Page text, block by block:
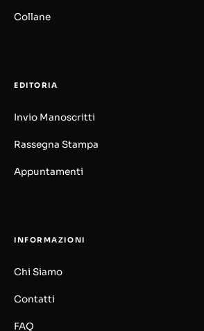
Collane
EDITORIA
Invio Manoscritti
Rassegna Stampa
Appuntamenti
INFORMAZIONI
Chi Siamo
Contatti
FAQ